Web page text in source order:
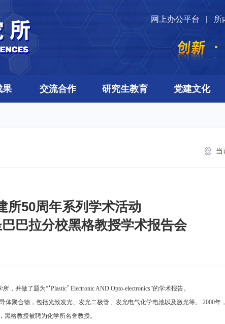
网上办公平台 所
果 交流合作 研究生教育 党建文化
当
所50周年系列学术活动
巴拉分校黑格教授学术报告会
所，并做了题为“‘Plastic’ Electronic AND Opto-electronics”的学术报告。
聚合物，包括光致发光、发光二极管、发光电气化学电池以及激光等。
2000年
黑格教授被聘为化学所名誉教授。